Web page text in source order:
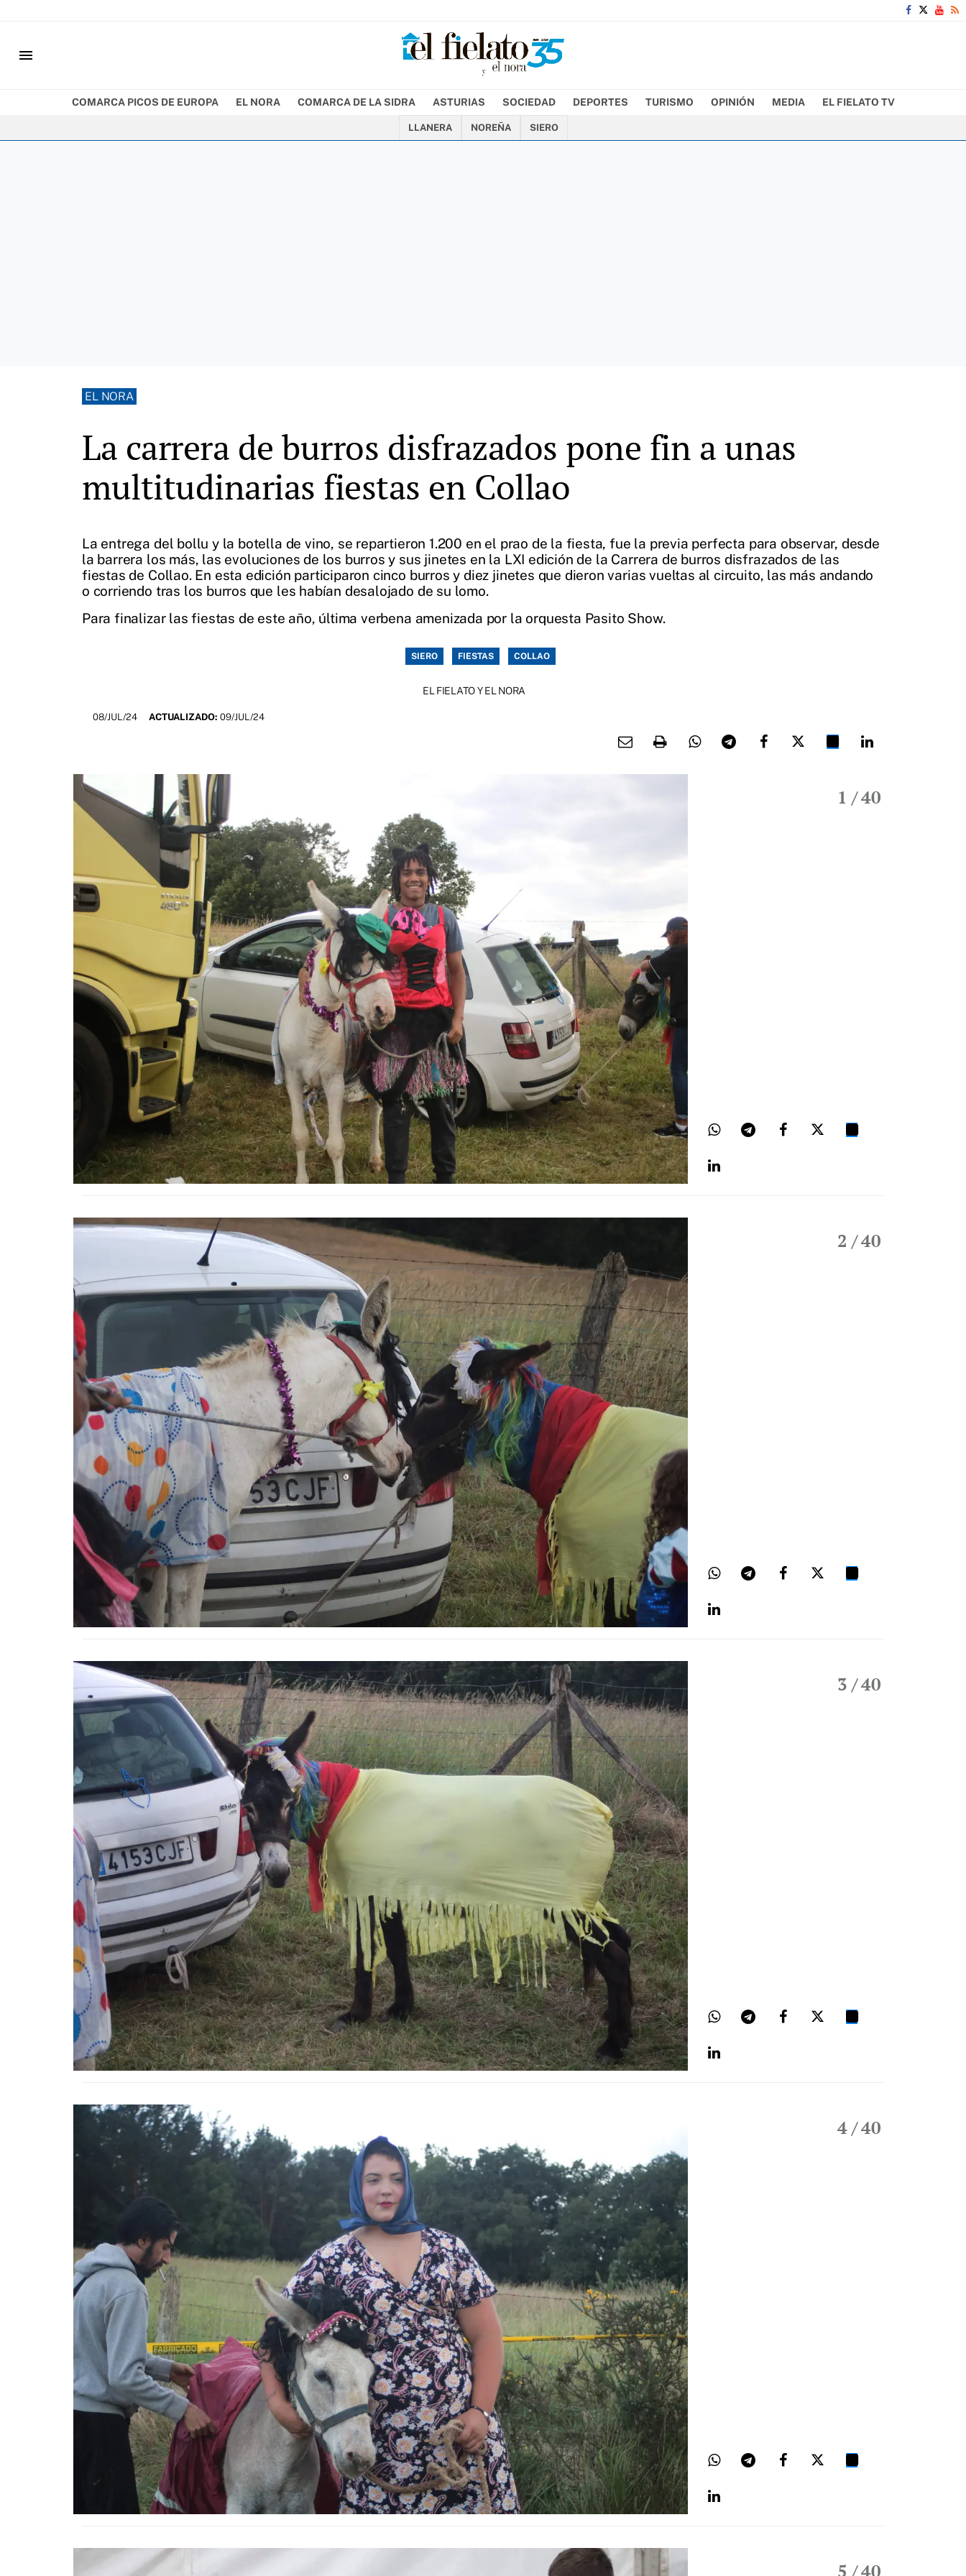
menu
COMARCA PICOS DE EUROPA EL NORA COMARCA DE LA SIDRA ASTURIAS SOCIEDAD DEPORTES TURISMO OPINIÓN MEDIA EL FIELATO TV
LLANERA NOREÑA SIERO
EL NORA
La carrera de burros disfrazados pone fin a unas
multitudinarias fiestas en Collao
La entrega del bollu y la botella de vino, se repartieron 1.200 en el prao de la fiesta, fue la previa perfecta para observar, desde
la barrera los más, las evoluciones de los burros y sus jinetes en la LXI edición de la Carrera de burros disfrazados de las
fiestas de Collao. En esta edición participaron cinco burros y diez jinetes que dieron varias vueltas al circuito, las más andando
o corriendo tras los burros que les habían desalojado de su lomo.
Para finalizar las fiestas de este año, última verbena amenizada por la orquesta Pasito Show.
SIERO FIESTAS COLLAO
EL FIELATO Y EL NORA
08/JUL/24 ACTUALIZADO: 09/JUL/24
1 / 40
2 / 40
3 / 40
4/ 40
5 / 40